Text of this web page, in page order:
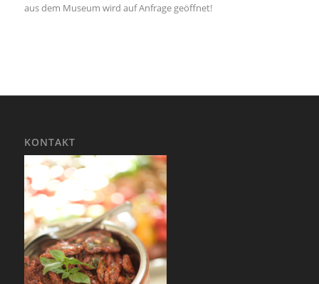
aus dem Museum wird auf Anfrage geöffnet!
KONTAKT